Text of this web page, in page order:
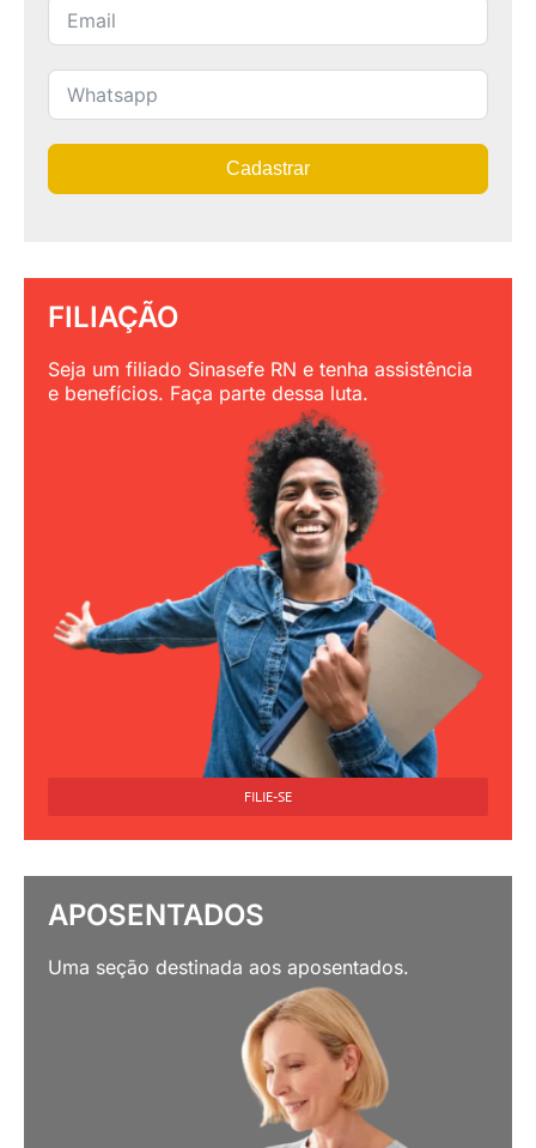
Cadastrar
FILIAÇÃO
Seja um filiado Sinasefe RN e tenha assistência
e benefícios. Faça parte dessa luta.
FILIE-SE
APOSENTADOS
Uma seção destinada aos aposentados.